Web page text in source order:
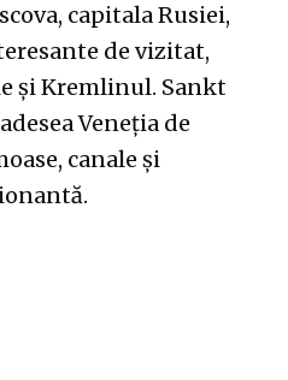
capitala Rusiei,
de vizitat,
și Kremlinul. Sankt
Veneția de
canale și